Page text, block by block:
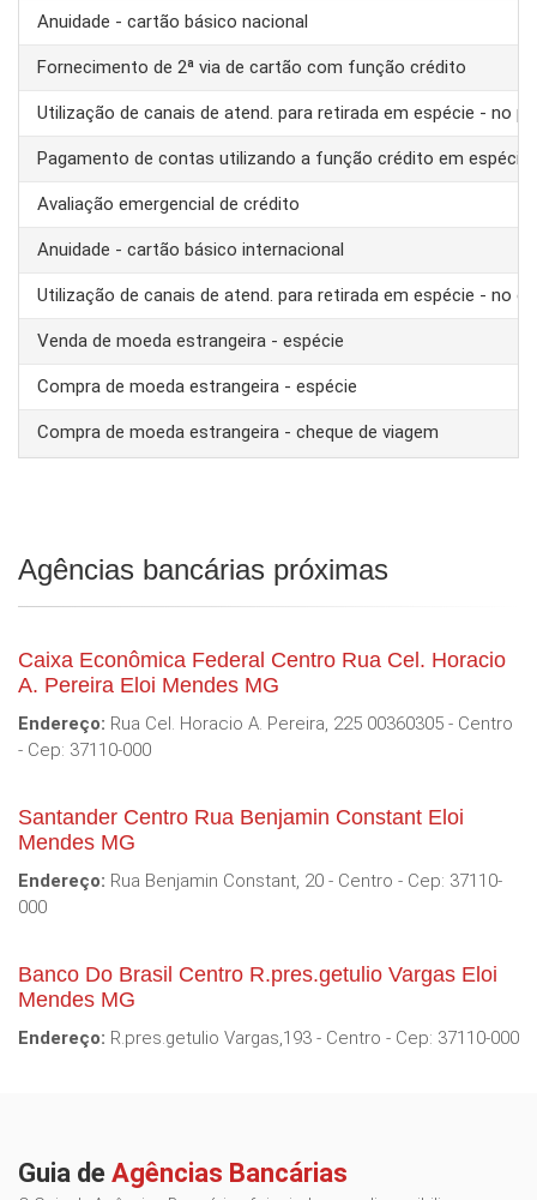
Anuidade - cartão básico nacional
Fornecimento de 2ª via de cartão com função crédito
Utilização de canais de atend. para retirada em espécie - no
Pagamento de contas utilizando a função crédito em espécie
Avaliação emergencial de crédito
Anuidade - cartão básico internacional
Utilização de canais de atend. para retirada em espécie - no
Venda de moeda estrangeira - espécie
Compra de moeda estrangeira - espécie
Compra de moeda estrangeira - cheque de viagem
Agências bancárias próximas
Caixa Econômica Federal Centro Rua Cel. Horacio
A. Pereira Eloi Mendes MG
Endereço: Rua Cel. Horacio A. Pereira, 225 00360305 - Centro
- Cep: 37110-000
Santander Centro Rua Benjamin Constant Eloi
Mendes MG
Endereço: Rua Benjamin Constant, 20 - Centro - Cep: 37110-
000
Banco Do Brasil Centro R.pres.getulio Vargas Eloi
Mendes MG
Endereço: R.pres.getulio Vargas,193 - Centro - Cep: 37110-000
Guia de Agências Bancárias